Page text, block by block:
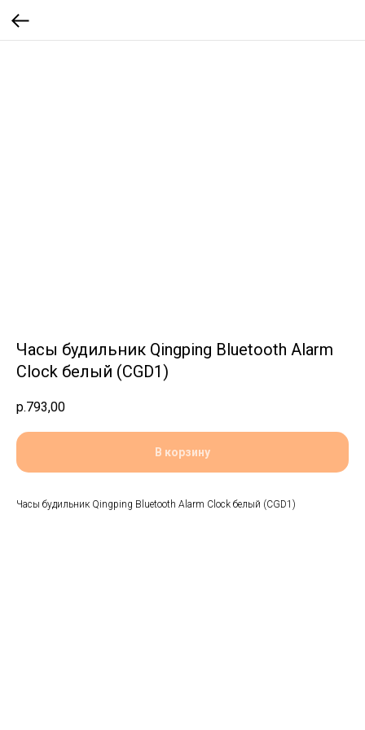
Часы будильник Qingping Bluetooth Alarm
Clock белый (CGD1)
р.793,00
В корзину
Часы будильник Qingping Bluetooth Alarm Clock белый (CGD1)